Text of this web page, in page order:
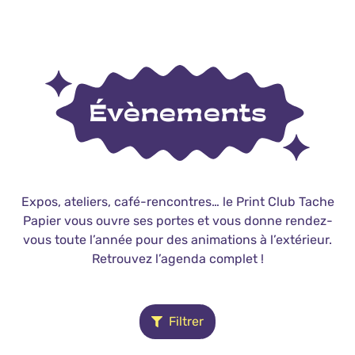
Évènements
Expos, ateliers, café-rencontres… le Print Club Tache
Papier vous ouvre ses portes et vous donne rendez-
vous toute l’année pour des animations à l’extérieur.
Retrouvez l’agenda complet !
Filtrer